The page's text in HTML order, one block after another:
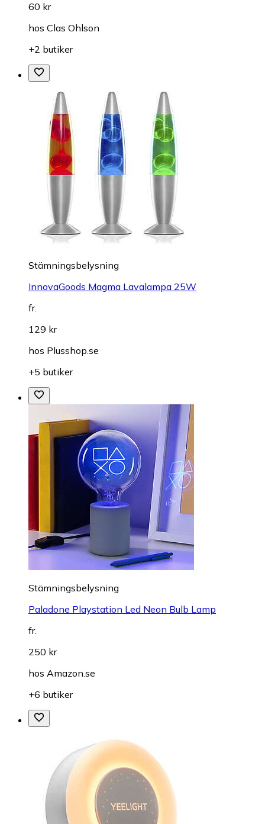
60 kr
hos Clas Ohlson
+2 butiker
Stämningsbelysning
InnovaGoods Magma Lavalampa 25W
fr.
129 kr
hos Plusshop.se
+5 butiker
Stämningsbelysning
Paladone Playstation Led Neon Bulb Lamp
fr.
250 kr
hos Amazon.se
+6 butiker